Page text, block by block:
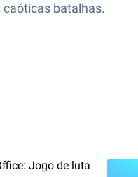
batalhas.